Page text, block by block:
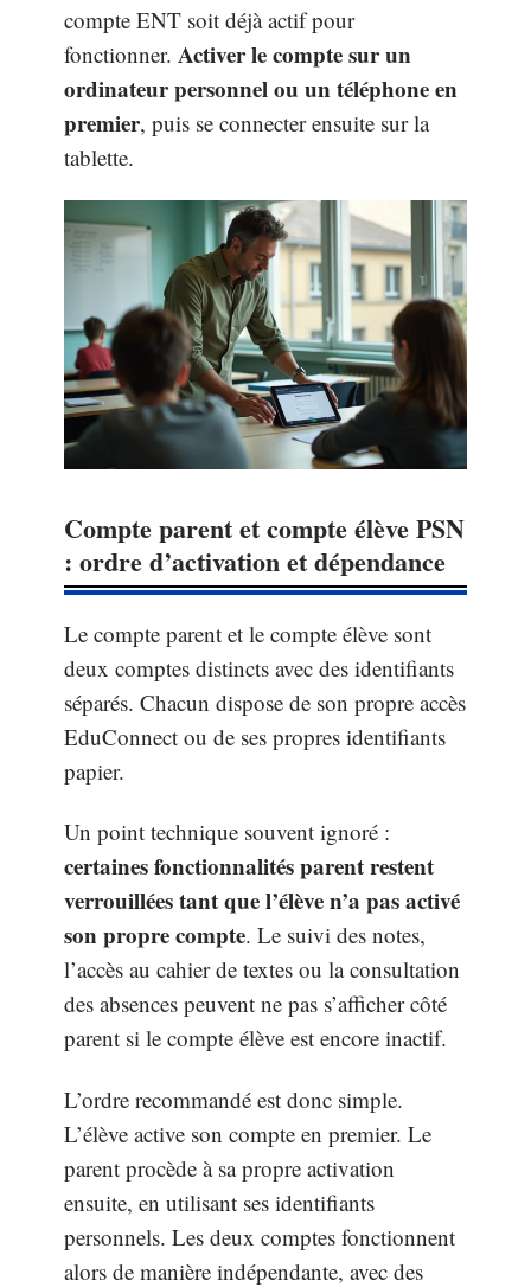
compte ENT soit déjà actif pour
fonctionner. Activer le compte sur un
ordinateur personnel ou un téléphone en
premier, puis se connecter ensuite sur la
tablette.
Compte parent et compte élève PSN
: ordre d’activation et dépendance
Le compte parent et le compte élève sont
deux comptes distincts avec des identifiants
séparés. Chacun dispose de son propre accès
EduConnect ou de ses propres identifiants
papier.
Un point technique souvent ignoré :
certaines fonctionnalités parent restent
verrouillées tant que l’élève n’a pas activé
son propre compte. Le suivi des notes,
l’accès au cahier de textes ou la consultation
des absences peuvent ne pas s’afficher côté
parent si le compte élève est encore inactif.
L’ordre recommandé est donc simple.
L’élève active son compte en premier. Le
parent procède à sa propre activation
ensuite, en utilisant ses identifiants
personnels. Les deux comptes fonctionnent
alors de manière indépendante, avec des